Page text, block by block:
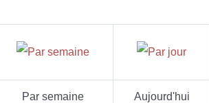
Par semaine Aujourd'hui